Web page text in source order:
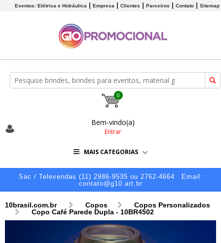
Eventos: Elétrica e Hidráulica Empresa Clientes Parceiros Contato Sitemap
0
Bem-vindo(a)
Entrar
MAIS CATEGORIAS
Sac / Televendas (11) 2986-9535 ou 2762-4664
Email:
contato@g10.art.br
10brasil.com.br Copos
Copos Personalizados
Copo Café Parede Dupla - 10BR4502